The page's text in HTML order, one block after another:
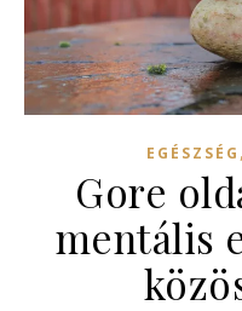
EGÉSZSÉG ,
Gore
mentális